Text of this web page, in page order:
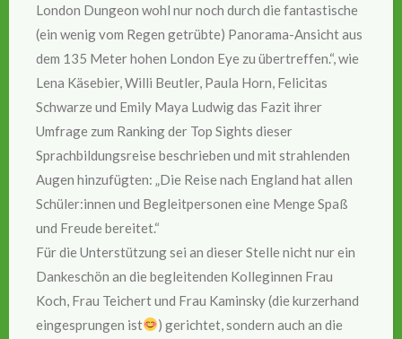
London Dungeon wohl nur noch durch die fantastische
(ein wenig vom Regen getrübte) Panorama-Ansicht aus
dem 135 Meter hohen London Eye zu übertreffen.“, wie
Lena Käsebier, Willi Beutler, Paula Horn, Felicitas
Schwarze und Emily Maya Ludwig das Fazit ihrer
Umfrage zum Ranking der Top Sights dieser
Sprachbildungsreise beschrieben und mit strahlenden
Augen hinzufügten: „Die Reise nach England hat allen
Schüler:innen und Begleitpersonen eine Menge Spaß
und Freude bereitet.“
Für die Unterstützung sei an dieser Stelle nicht nur ein
Dankeschön an die begleitenden Kolleginnen Frau
Koch, Frau Teichert und Frau Kaminsky (die kurzerhand
eingesprungen ist
) gerichtet, sondern auch an die